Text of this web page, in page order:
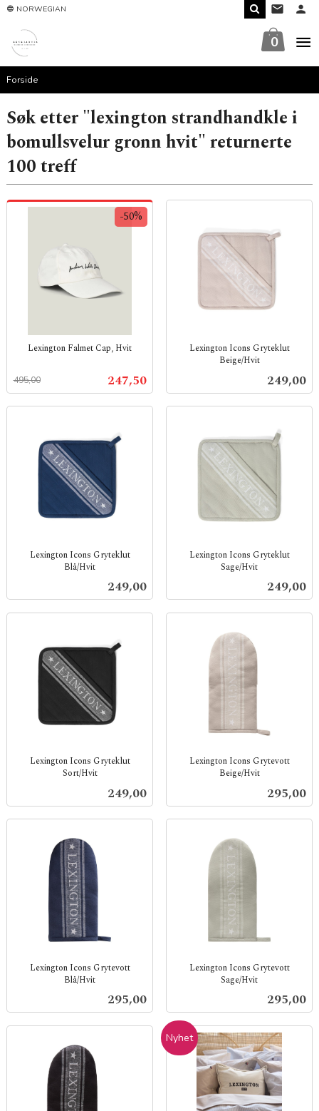
Gå
innholdet
NORWEGIAN
0
Forside
Søk etter "lexington strandhandkle i
bomullsvelur gronn hvit" returnerte
100 treff
Lexington Falmet Cap, Hvit
Tilbud
247,50
495,00
-50%
Lexington Icons Gryteklut
Beige/Hvit
Pris
249,00
Lexington Icons Gryteklut
Blå/Hvit
Pris
249,00
Lexington Icons Gryteklut
Sage/Hvit
Pris
249,00
Lexington Icons Gryteklut
Sort/Hvit
Pris
249,00
Lexington Icons Grytevott
Beige/Hvit
Pris
295,00
Lexington Icons Grytevott
Blå/Hvit
Pris
295,00
Lexington Icons Grytevott
Sage/Hvit
Pris
295,00
Nyhet